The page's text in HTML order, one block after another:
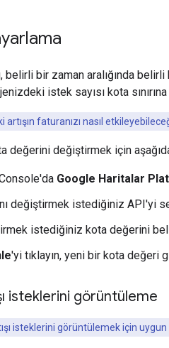
belirli bir zaman aralığında
istek sayısı kota
artışın faturanızı nasıl
değerini değiştirmek için
Google Haritalar
değiştirmek istediğiniz API'yi
istediğiniz kota değerini
'yi tıklayın, yeni bir kota değeri
isteklerini görüntüleme
isteklerini görüntülemek için uygun